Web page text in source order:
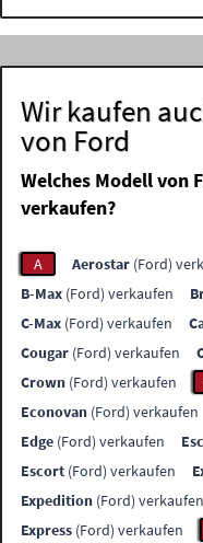
Wir kaufen
von Ford
Welches Modell von
verkaufen?
A Aerostar (Ford)
B-Max (Ford) verkaufen
C-Max (Ford) verkaufen
Cougar (Ford) verkaufen
Crown (Ford) verkaufen
Econovan (Ford) verkaufen
Edge (Ford) verkaufen
Escort (Ford) verkaufen
Expedition (Ford) verkaufen
Express (Ford) verkaufen